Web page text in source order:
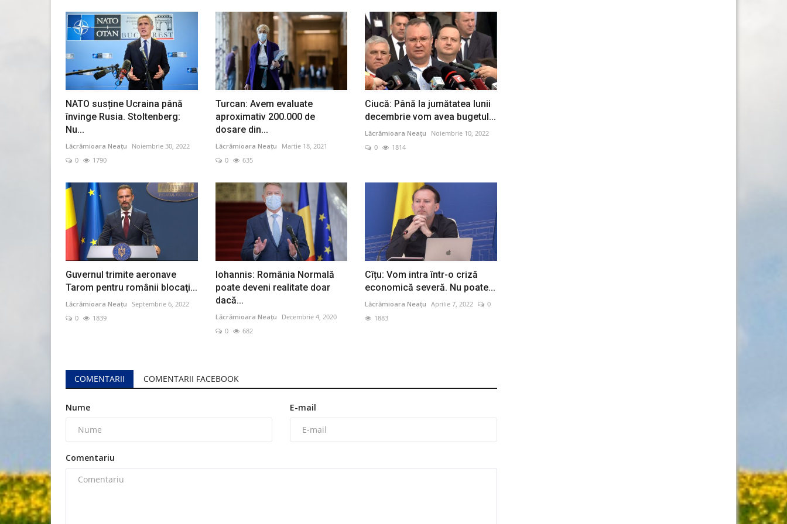
NATO susține Ucraina până
învinge Rusia. Stoltenberg:
Nu...
Lăcrămioara Neațu
Noiembrie 30, 2022
0
1790
Turcan: Avem evaluate
aproximativ 200.000 de
dosare din...
Lăcrămioara Neațu
Martie 18, 2021
0
635
Ciucă: Până la jumătatea lunii
decembrie vom avea bugetul...
Lăcrămioara Neațu
Noiembrie 10, 2022
0
1814
Guvernul trimite aeronave
Tarom pentru românii blocaţi...
Lăcrămioara Neațu Septembrie 6, 2022
0
1839
Iohannis: România Normală
poate deveni realitate doar
dacă...
Lăcrămioara Neațu
Decembrie 4, 2020
0
682
Cîțu: Vom intra într-o criză
economică severă. Nu poate...
Lăcrămioara Neațu Aprilie 7, 2022
0
1883
COMENTARII COMENTARII FACEBOOK
Nume E-mail
Comentariu